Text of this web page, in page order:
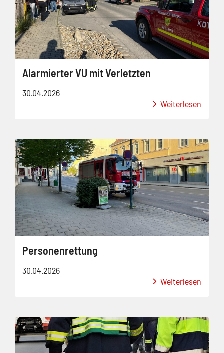
Alarmierter VU mit Verletzten
30.04.2026
Weiterlesen
Personenrettung
30.04.2026
Weiterlesen